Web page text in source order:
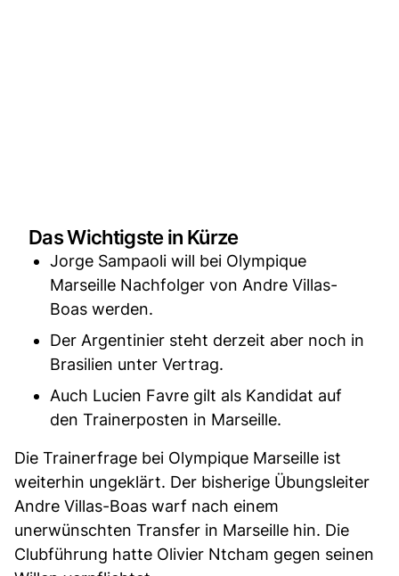
Das Wichtigste in Kürze
Jorge Sampaoli will bei Olympique
Marseille Nachfolger von Andre Villas-
Boas werden.
Der Argentinier steht derzeit aber noch in
Brasilien unter Vertrag.
Auch Lucien Favre gilt als Kandidat auf
den Trainerposten in Marseille.
Die Trainerfrage bei Olympique Marseille ist
weiterhin ungeklärt. Der bisherige Übungsleiter
Andre Villas-Boas warf nach einem
unerwünschten Transfer in Marseille hin. Die
Clubführung hatte Olivier Ntcham gegen seinen